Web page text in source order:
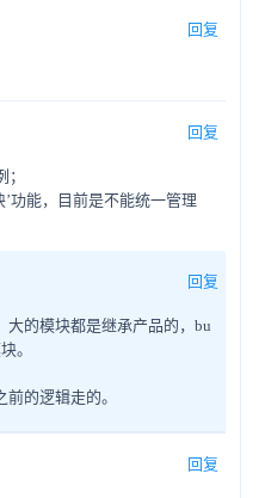
回复
回复
功能，目前是不能统一管理
回复
大的模块都是继承产品的，bu
。
的逻辑走的。
回复